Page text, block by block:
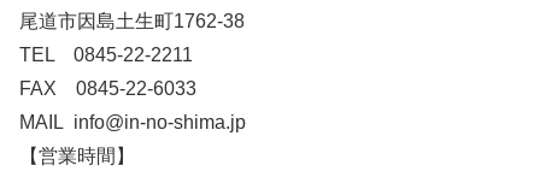
尾道市因島土生町1762-38
TEL 0845-22-2211
FAX 0845-22-6033
MAIL info@in-no-shima.jp
【営業時間】